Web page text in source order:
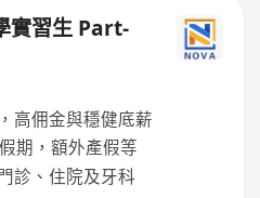
實習生 Part-
高佣金與穩健底薪
期，額外產假等
診、住院及牙科